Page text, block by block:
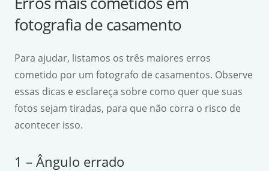
fotografia de casamento
Para ajudar, listamos os três maiores erros
cometido por um fotografo de casamentos. Observe
essas dicas e esclareça sobre como quer que suas
fotos sejam tiradas, para que não corra o risco de
acontecer isso.
1 – Ângulo errado